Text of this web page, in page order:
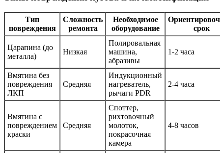
Тип
повреждения
Сложность
ремонта
Необходимое
оборудование
срок
Царапина (до
металла)
Низкая
Полировальная
машина,
абразивы
1-2 часа
Вмятина без
повреждения
ЛКП
Средняя
Индукционный
нагреватель,
рычаги PDR
2-4 часа
Вмятина с
повреждением
краски
Средняя
Споттер,
рихтовочный
молоток,
покрасочная
камера
4-8 часов